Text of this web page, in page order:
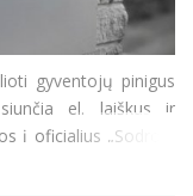
gyventojų pinigus
siunčia el. laiškus ir
į oficialius „Sodros“